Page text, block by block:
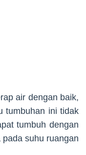
air dengan baik,
tumbuhan ini tidak
tumbuh dengan
suhu ruangan